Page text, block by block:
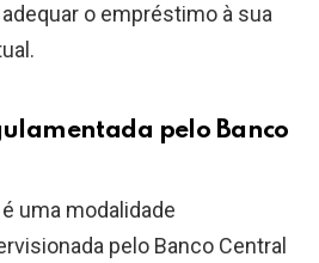
o empréstimo à sua
pelo Banco
uma modalidade
pelo Banco Central